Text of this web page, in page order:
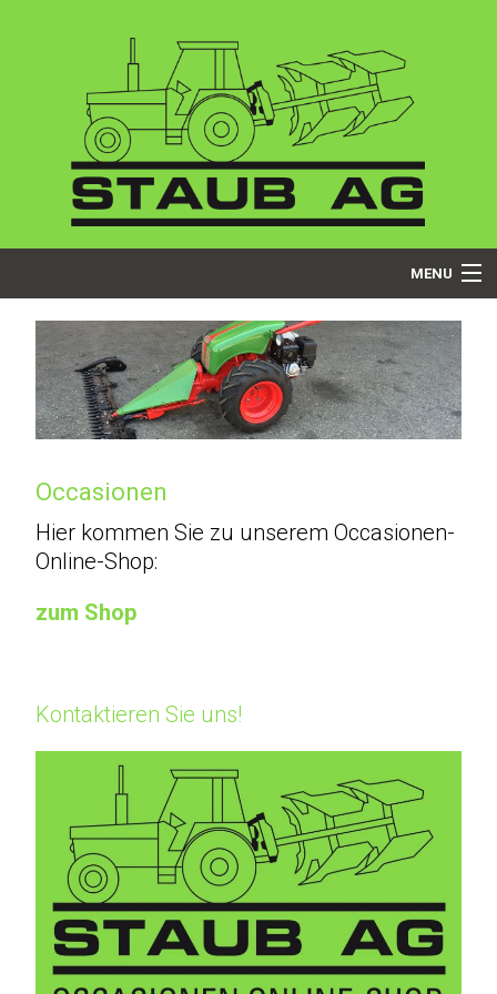
MENU
Startseite
Über uns
Dienstleistungen
Produkte
Occasionen
Galerie
Occasionen
Hier kommen Sie zu unserem Occasionen-
Online-Shop:
zum Shop
Kontaktieren Sie uns!